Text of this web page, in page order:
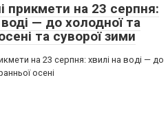
прикмети на 23 серпня:
— до холодної та
та суворої зими
на 23 серпня: хвилі на воді — до
осені